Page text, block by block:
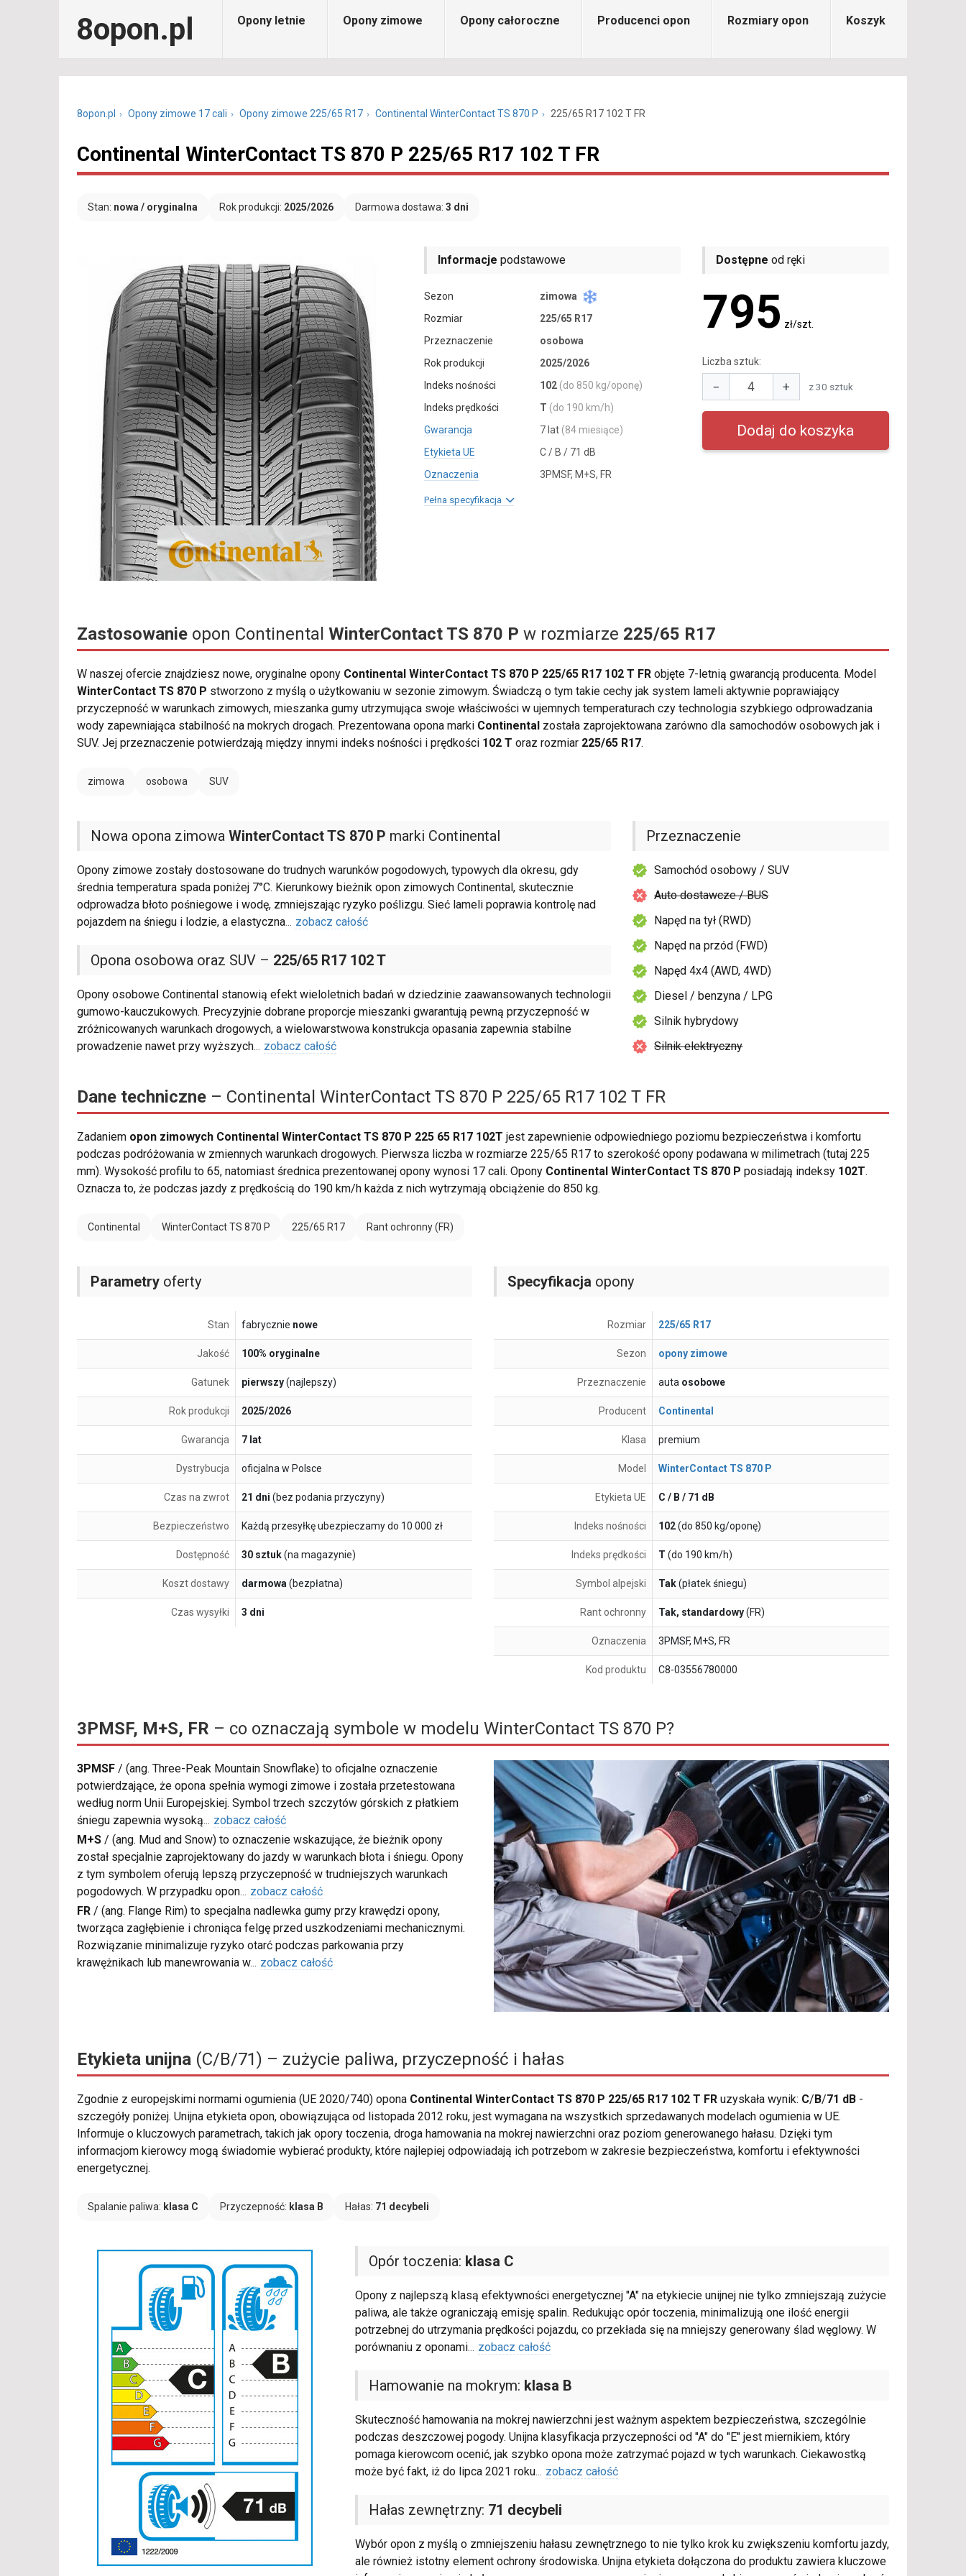
8opon.pl Opony letnie Opony zimowe Opony całoroczne Producenci opon Rozmiary opon Koszyk
8opon.pl Opony zimowe 17 cali Opony zimowe 225/65 R17 Continental WinterContact TS 870 P 225/65 R17 102 T FR
Continental WinterContact TS 870 P 225/65 R17 102 T FR
Stan: nowa / oryginalna Rok produkcji: 2025/2026 Darmowa dostawa: 3 dni
Informacje podstawowe
Sezon
zimowa
Rozmiar
225/65 R17
Przeznaczenie
osobowa
Rok produkcji
2025/2026
Indeks nośności
102 (do 850 kg/oponę)
Indeks prędkości
T (do 190 km/h)
Gwarancja
7 lat (84 miesiące)
Etykieta UE
C / B / 71 dB
Oznaczenia
3PMSF, M+S, FR
Pełna specyfikacja
Dostępne od ręki
795 zł/szt.
Liczba sztuk:
− + z 30 sztuk
Zastosowanie opon Continental WinterContact TS 870 P w rozmiarze 225/65 R17
W naszej ofercie znajdziesz nowe, oryginalne opony Continental WinterContact TS 870 P 225/65 R17 102 T FR objęte 7-letnią gwarancją producenta. Model
WinterContact TS 870 P stworzono z myślą o użytkowaniu w sezonie zimowym. Świadczą o tym takie cechy jak system lameli aktywnie poprawiający
przyczepność w warunkach zimowych, mieszanka gumy utrzymująca swoje właściwości w ujemnych temperaturach czy technologia szybkiego odprowadzania
wody zapewniająca stabilność na mokrych drogach. Prezentowana opona marki Continental została zaprojektowana zarówno dla samochodów osobowych jak i
SUV. Jej przeznaczenie potwierdzają między innymi indeks nośności i prędkości 102 T oraz rozmiar 225/65 R17.
zimowa osobowa SUV
Nowa opona zimowa WinterContact TS 870 P marki Continental
Opony zimowe zostały dostosowane do trudnych warunków pogodowych, typowych dla okresu, gdy
średnia temperatura spada poniżej 7°C. Kierunkowy bieżnik opon zimowych Continental, skutecznie
odprowadza błoto pośniegowe i wodę, zmniejszając ryzyko poślizgu. Sieć lameli poprawia kontrolę nad
pojazdem na śniegu i lodzie, a elastyczna... zobacz całość
Opona osobowa oraz SUV – 225/65 R17 102 T
Opony osobowe Continental stanowią efekt wieloletnich badań w dziedzinie zaawansowanych technologii
gumowo-kauczukowych. Precyzyjnie dobrane proporcje mieszanki gwarantują pewną przyczepność w
zróżnicowanych warunkach drogowych, a wielowarstwowa konstrukcja opasania zapewnia stabilne
prowadzenie nawet przy wyższych... zobacz całość
Przeznaczenie
Samochód osobowy / SUV
Auto dostawcze / BUS
Napęd na tył (RWD)
Napęd na przód (FWD)
Napęd 4x4 (AWD, 4WD)
Diesel / benzyna / LPG
Silnik hybrydowy
Silnik elektryczny
Dane techniczne – Continental WinterContact TS 870 P 225/65 R17 102 T FR
Zadaniem opon zimowych Continental WinterContact TS 870 P 225 65 R17 102T jest zapewnienie odpowiedniego poziomu bezpieczeństwa i komfortu
podczas podróżowania w zmiennych warunkach drogowych. Pierwsza liczba w rozmiarze 225/65 R17 to szerokość opony podawana w milimetrach (tutaj 225
mm). Wysokość profilu to 65, natomiast średnica prezentowanej opony wynosi 17 cali. Opony Continental WinterContact TS 870 P posiadają indeksy 102T.
Oznacza to, że podczas jazdy z prędkością do 190 km/h każda z nich wytrzymają obciążenie do 850 kg.
Continental WinterContact TS 870 P 225/65 R17 Rant ochronny (FR)
Parametry oferty
Stan fabrycznie nowe
Jakość 100% oryginalne
Gatunek pierwszy(najlepszy)
Rok produkcji 2025/2026
Gwarancja 7 lat
Dystrybucja oficjalna w Polsce
Czas na zwrot 21 dni (bez podania przyczyny)
Bezpieczeństwo Każdą przesyłkę ubezpieczamy do 10 000 zł
Dostępność 30 sztuk(na magazynie)
Koszt dostawy darmowa(bezpłatna)
Czas wysyłki 3 dni
Specyfikacja opony
Rozmiar 225/65 R17
Sezon opony zimowe
Przeznaczenie auta osobowe
Producent Continental
Klasa premium
Model WinterContact TS 870 P
Etykieta UE C / B / 71 dB
Indeks nośności 102(do 850 kg/oponę)
Indeks prędkości T (do 190 km/h)
Symbol alpejski Tak(płatek śniegu)
Rant ochronny Tak, standardowy(FR)
Oznaczenia 3PMSF, M+S, FR
Kod produktu C8-03556780000
3PMSF, M+S, FR – co oznaczają symbole w modelu WinterContact TS 870 P?
3PMSF / (ang. Three-Peak Mountain Snowflake) to oficjalne oznaczenie
potwierdzające, że opona spełnia wymogi zimowe i została przetestowana
według norm Unii Europejskiej. Symbol trzech szczytów górskich z płatkiem
śniegu zapewnia wysoką... zobacz całość
M+S / (ang. Mud and Snow) to oznaczenie wskazujące, że bieżnik opony
został specjalnie zaprojektowany do jazdy w warunkach błota i śniegu. Opony
z tym symbolem oferują lepszą przyczepność w trudniejszych warunkach
pogodowych. W przypadku opon... zobacz całość
FR / (ang. Flange Rim) to specjalna nadlewka gumy przy krawędzi opony,
tworząca zagłębienie i chroniąca felgę przed uszkodzeniami mechanicznymi.
Rozwiązanie minimalizuje ryzyko otarć podczas parkowania przy
krawężnikach lub manewrowania w... zobacz całość
Etykieta unijna (C/B/71) – zużycie paliwa, przyczepność i hałas
Zgodnie z europejskimi normami ogumienia (UE 2020/740) opona Continental WinterContact TS 870 P 225/65 R17 102 T FR uzyskała wynik: C/ B/71 dB -
szczegóły poniżej. Unijna etykieta opon, obowiązująca od listopada 2012 roku, jest wymagana na wszystkich sprzedawanych modelach ogumienia w UE.
Informuje o kluczowych parametrach, takich jak opory toczenia, droga hamowania na mokrej nawierzchni oraz poziom generowanego hałasu. Dzięki tym
informacjom kierowcy mogą świadomie wybierać produkty, które najlepiej odpowiadają ich potrzebom w zakresie bezpieczeństwa, komfortu i efektywności
energetycznej.
Spalanie paliwa: klasa C Przyczepność: klasa B Hałas: 71 decybeli
Opór toczenia: klasa C
Opony z najlepszą klasą efektywności energetycznej "A" na etykiecie unijnej nie tylko zmniejszają zużycie
paliwa, ale także ograniczają emisję spalin. Redukując opór toczenia, minimalizują one ilość energii
potrzebnej do utrzymania prędkości pojazdu, co przekłada się na mniejszy generowany ślad węglowy. W
porównaniu z oponami... zobacz całość
Hamowanie na mokrym: klasa B
Skuteczność hamowania na mokrej nawierzchni jest ważnym aspektem bezpieczeństwa, szczególnie
podczas deszczowej pogody. Unijna klasyfikacja przyczepności od "A" do "E" jest miernikiem, który
pomaga kierowcom ocenić, jak szybko opona może zatrzymać pojazd w tych warunkach. Ciekawostką
może być fakt, iż do lipca 2021 roku... zobacz całość
Hałas zewnętrzny: 71 decybeli
Wybór opon z myślą o zmniejszeniu hałasu zewnętrznego to nie tylko krok ku zwiększeniu komfortu jazdy,
ale również istotny element ochrony środowiska. Unijna etykieta dołączona do produktu zawiera kluczowe